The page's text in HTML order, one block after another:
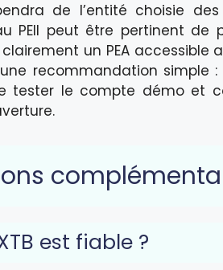
de l’entité choisie
PEIl peut être pertinent de
un PEA accessible
recommandation simple
tester le compte démo et
est fiable ?